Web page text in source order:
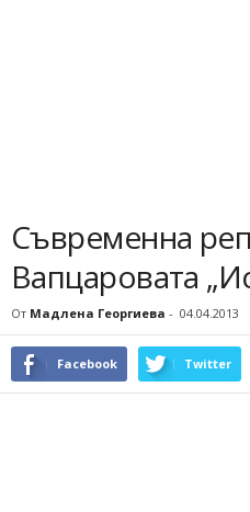
Съвременна
Вапцаровата
От Мадлена Георгиева - 04.04.2013
Facebook Twitter